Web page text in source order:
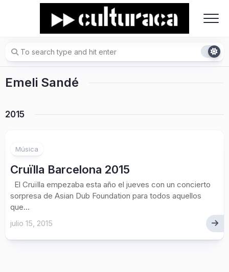
Emeli Sandé
2015
Música
Cruïlla Barcelona 2015
El Cruïlla empezaba esta año el jueves con un concierto
sorpresa de Asian Dub Foundation para todos aquellos
que...
julio 15, 2015